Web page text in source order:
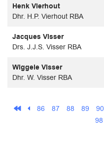
Henk Vierhout
Dhr. H.P. Vierhout RBA
Jacques Visser
Drs. J.J.S. Visser RBA
Wiggele Visser
Dhr. W. Visser RBA
86 87 88 89 90
98